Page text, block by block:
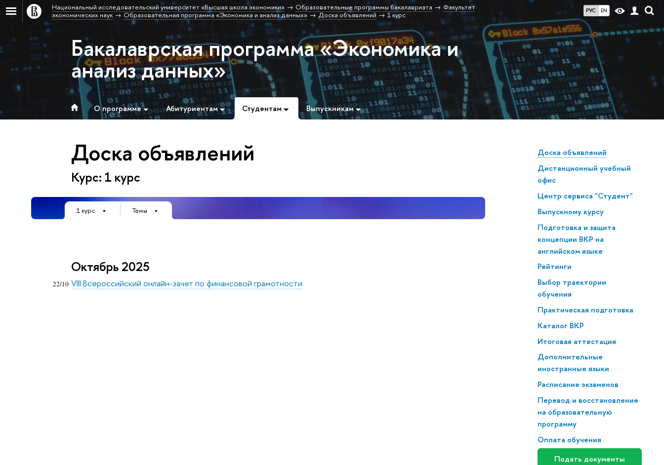
РУС EN
Национальный исследовательский университет «Высшая школа экономики» Образовательные программы бакалавриата
Факультет
экономических наук
Образовательная программа «Экономика и анализ данных» Доска объявлений 1 курс
Бакалаврская программа «Экономика и
анализ данных»
О программе Абитуриентам Студентам Выпускникам
Доска объявлений
Дистанционный учебный
офис
Центр сервиса "Студент"
Выпускному курсу
Подготовка и защита
концепции ВКР на
английском языке
Рейтинги
Выбор траектории
обучения
Практическая подготовка
Каталог ВКР
Итоговая аттестация
Дополнительные
иностранные языки
Расписание экзаменов
Перевод и восстановление
на образовательную
программу
Оплата обучения
Подать документы
Доска объявлений
Курс: 1 курс
1 курс Темы
Октябрь 2025
22/10 VIII Всероссийский онлайн-зачет по финансовой грамотности